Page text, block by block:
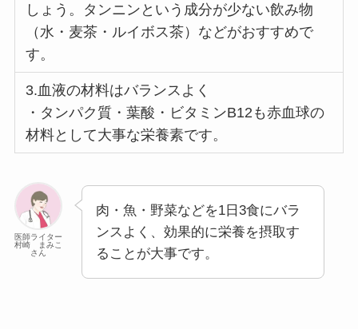
しょう。タンニンという成分が少ない飲み物
（水・麦茶・ルイボス茶）などがおすすめで
す。
3.血液の材料はバランスよく
・タンパク質・葉酸・ビタミンB12も赤血球の
材料として大事な栄養素です。
医師ライター
村崎 まみこ
さん
肉・魚・野菜などを1日3食にバラ
ンスよく、効果的に栄養を摂取す
ることが大事です。